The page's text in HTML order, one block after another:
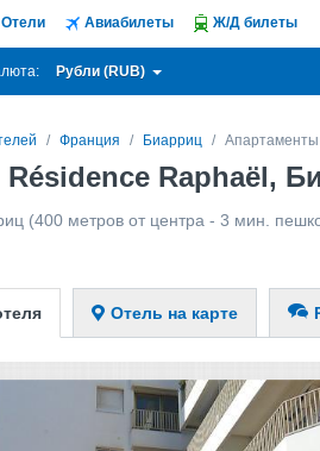
Отели Авиабилеты Ж/Д билеты
Рубли (RUB)
Франция Биарриц
Raphaël,
(400 метров от центра - 3 мин.
Отель на карте